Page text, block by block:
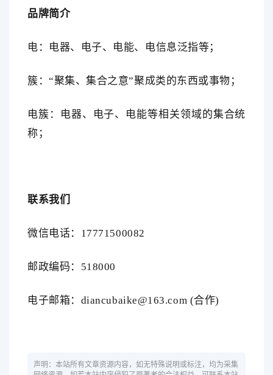
品牌简介
电：电器、电子、电能、电信息泛指等；
簇：“聚集、集合之意”聚成类的东西或事物；
电簇：电器、电子、电能等相关领域的集合统
称；
联系我们
微信电话： 17771500082
邮政编码： 518000
电子邮箱： diancubaike@163.com (合作)
声明：本站所有文章资源内容，如无特殊说明或标注，均为采集